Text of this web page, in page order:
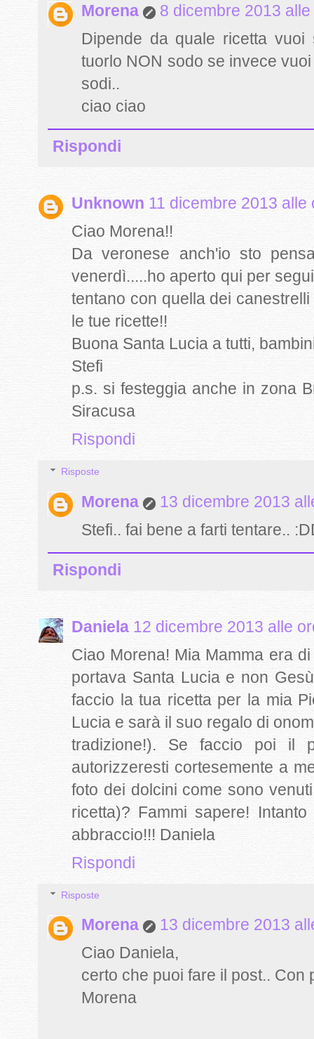
Morena
8 dicembre 2013
Dipende da quale ricetta
tuorlo NON sodo se invece
sodi..
ciao ciao
Rispondi
Unknown 11 dicembre 2013 alle
Ciao Morena!!
Da veronese anch'io sto
venerdì.....ho aperto qui per
tentano con quella dei
le tue ricette!!
Buona Santa Lucia a tutti,
Stefi
p.s. si festeggia anche in zona
Siracusa
Rispondi
Risposte
Morena
13 dicembre 2013
Stefi.. fai bene a farti tentare..
Rispondi
Daniela 12 dicembre 2013 alle
Ciao Morena! Mia Mamma era
portava Santa Lucia e non
faccio la tua ricetta per la mia
Lucia e sarà il suo regalo di
tradizione!). Se faccio poi il
autorizzeresti cortesemente a
foto dei dolcini come sono
ricetta)? Fammi sapere!
abbraccio!!! Daniela
Rispondi
Risposte
Morena
13 dicembre 2013
Ciao Daniela,
certo che puoi fare il post.. Con
Morena